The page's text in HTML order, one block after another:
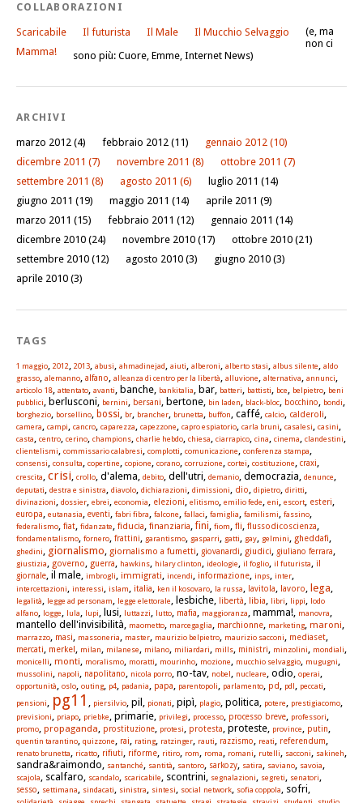
COLLABORAZIONI
Scaricabile Il futurista Il Male
Il Mucchio Selvaggio
Mamma!
(e, ma
non ci
sono più: Cuore, Emme, Internet News)
ARCHIVI
marzo 2012 (4) febbraio 2012 (11) gennaio 2012 (10)
dicembre 2011 (7) novembre 2011 (8) ottobre 2011 (7)
settembre 2011 (8) agosto 2011 (6) luglio 2011 (14)
giugno 2011 (19) maggio 2011 (14) aprile 2011 (9)
marzo 2011 (15) febbraio 2011 (12) gennaio 2011 (14)
dicembre 2010 (24) novembre 2010 (17) ottobre 2010 (21)
settembre 2010 (12) agosto 2010 (3) giugno 2010 (3)
aprile 2010 (3)
TAGS
1 maggio, 2012, 2013, abusi, ahmadinejad, aiuti, alberoni, alberto stasi, albus silente, aldo
grasso, alemanno, alfano, alleanza di centro per la libertà, alluvione, alternativa, annunci,
articolo 18, attentato, avanti, banche, bankitalia, bar, batteri, battisti, bce, belpietro, beni
pubblici, berlusconi, bernini, bersani, bertone, bin laden, black-bloc, bocchino, bondi,
borghezio, borsellino, bossi, br, brancher, brunetta, buffon, caffé, calcio, calderoli,
camera, campi, cancro, caparezza, capezzone, capro espiatorio, carla bruni, casalesi, casini,
casta, centro, cerino, champions, charlie hebdo, chiesa, ciarrapico, cina, cinema, clandestini,
clientelismi, commissario calabresi, complotti, comunicazione, conferenza stampa,
consensi, consulta, copertine, copione, corano, corruzione, cortei, costituzione, craxi,
crescita, crisi, crollo, d'alema, debito, dell'utri, demanio, democrazia, denunce,
deputati, destra e sinistra, diavolo, dichiarazioni, dimissioni, dio, dipietro, diritti,
divinazioni, dossier, ebrei, economia, elezioni, elitismo, emilio fede, eni, escort, esteri,
europa, eutanasia, eventi, fabri fibra, falcone, fallaci, famiglia, familismi, fassino,
federalismo, fiat, fidanzate, fiducia, finanziaria,fini, fiom, fli, flussodicoscienza,
fondamentalismo, fornero, frattini, garantismo, gasparri, gatti, gay, gelmini, gheddafi,
ghedini, giornalismo, giornalismo a fumetti, giovanardi, giudici, giuliano ferrara,
giustizia, governo, guerra, hawkins, hilary clinton, ideologie, il foglio, il futurista, il
giornale, il male, imbrogli, immigrati, incendi, informazione, inps, inter,
intercettazioni, interessi, islam, italia, ken il kosovaro, la russa, lavitola, lavoro, lega,
legalità, legge ad personam, legge elettorale, lesbiche, libertà, libia, libri, lippi, lodo
alfano, logge, lula, lupi, lusi, luttazzi, lutto, mafia, maggioranza, mamma!, manovra,
mantello dell'invisibilità, maometto, marcegaglia, marchionne, marketing, maroni,
marrazzo, masi, massoneria, master, maurizio belpietro, maurizio sacconi, mediaset,
mercati, merkel, milan, milanese, milano, miliardari, mills, ministri, minzolini, mondiali,
monicelli, monti, moralismo, moratti, mourinho, mozione, mucchio selvaggio, mugugni,
mussolini, napoli, napolitano, nicola porro, no-tav, nobel, nucleare, odio, operai,
opportunità, oslo, outing, p4, padania, papa, parentopoli, parlamento, pd, pdl, peccati,
pensioni, pg11 , piersilvio, pil, pionati, pipì, plagio, politica, potere, prestigiacomo,
previsioni, priapo, priebke, primarie, privilegi, processo, processo breve, professori,
promo, propaganda, prostituzione, protesi, protesta, proteste, province, putin,
quentin tarantino, quizzone, rai, rating, ratzinger, rauti, razzismo, reati, referendum,
renato brunetta, ricatto, rifiuti, riforme, ritiro, rom, roma, romani, rutelli, sacconi, sakineh,
sandra&raimondo, santanché, santità, santoro, sarkozy, satira, saviano, savoia,
scajola, scalfaro, scandalo, scaricabile, scontrini, segnalazioni, segreti, senatori,
sesso, settimana, sindacati, sinistra, sintesi, social network, sofia coppola, sofri,